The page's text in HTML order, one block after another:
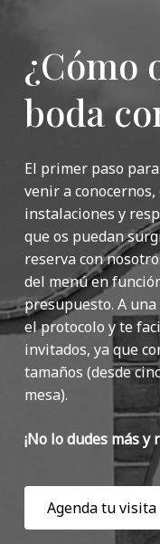
¿Cómo
boda
El primer paso
venir a
instalaciones y
que os puedan
reserva con
del menú en
presupuesto. A
el protocolo y te
invitados, ya que
tamaños (desde
mesa).
¡No lo dudes más
Agenda tu visita